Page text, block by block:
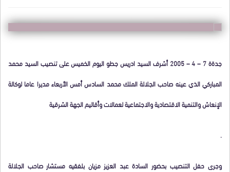
جدةة 7 – 4 – 2005 أشرف السيد ادريس جطو اليوم الخميس على تنصيب السيد محمد
المباركي الذي عينه صاحب الجلالة الملك محمد السادس أمس الأربعاء مديرا عاما لوكالة
الإنعاش والتنمية الاقتصادية والاجتماعية لعمالات وأقاليم الجهة الشرقية
.
وجرى حفل التنصيب بحضور السادة عبد العزيز مزيان بلفقيه مستشار صاحب الجلالة